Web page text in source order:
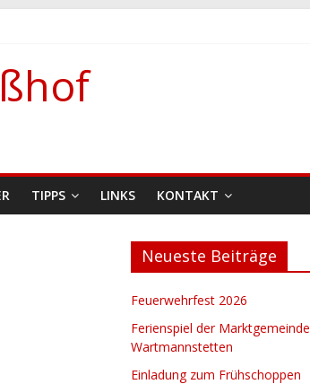
TIPPS LINKS KONTAKT
Neueste Beiträge
Feuerwehrfest 2026
Ferienspiel der Marktgemeinde
Wartmannstetten
Einladung zum Frühschoppen